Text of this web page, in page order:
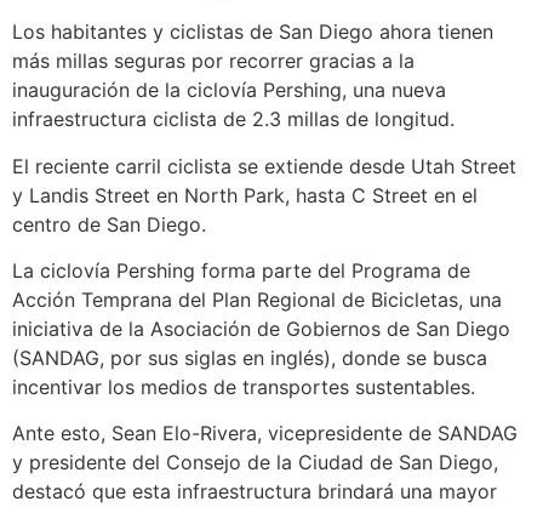
Los habitantes y ciclistas de San Diego ahora tienen
más millas seguras por recorrer gracias a la
inauguración de la ciclovía Pershing, una nueva
infraestructura ciclista de 2.3 millas de longitud.
El reciente carril ciclista se extiende desde Utah Street
y Landis Street en North Park, hasta C Street en el
centro de San Diego.
La ciclovía Pershing forma parte del Programa de
Acción Temprana del Plan Regional de Bicicletas, una
iniciativa de la Asociación de Gobiernos de San Diego
(SANDAG, por sus siglas en inglés), donde se busca
incentivar los medios de transportes sustentables.
Ante esto, Sean Elo-Rivera, vicepresidente de SANDAG
y presidente del Consejo de la Ciudad de San Diego,
destacó que esta infraestructura brindará una mayor